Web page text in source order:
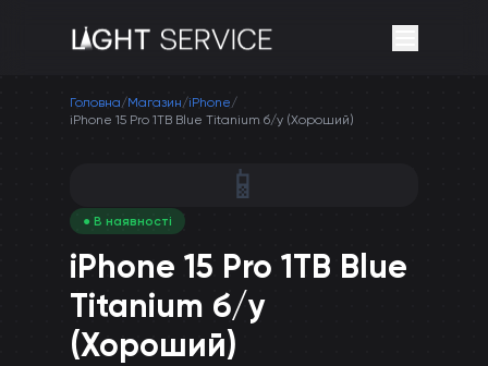
Головна/Магазин/iPhone/
iPhone 15 Pro 1TB Blue Titanium б/у (Хороший)
📱
● В наявності
iPhone 15 Pro 1TB Blue
Titanium б/у
(Хороший)